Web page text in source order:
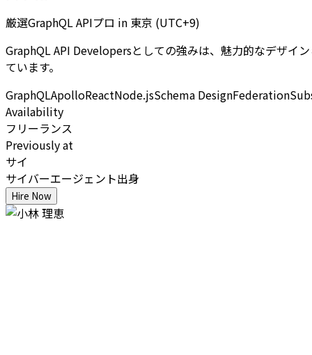
厳選GraphQL APIプロ in 東京 (UTC+9)
GraphQL API Developersとしての強みは、魅力的なデザイ
ています。
GraphQLApolloReactNode.jsSchema DesignFederation
Availability
フリーランス
Previously at
サイ
サイバーエージェント出身
Hire Now